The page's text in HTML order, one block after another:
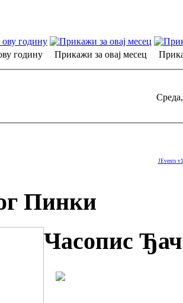
годину Прикажи за овај месец
JEvents
Пинки
Часопис